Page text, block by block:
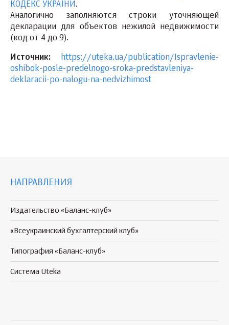
КОДЕКС УКРАЇНИ.
Аналогично заполняются строки уточняющей
декларации для объектов нежилой недвижимости
(код от 4 до 9).
Источник: https://uteka.ua/publication/Ispravlenie-
oshibok-posle-predelnogo-sroka-predstavleniya-
deklaracii-po-nalogu-na-nedvizhimost
НАПРАВЛЕНИЯ
Издательство «Баланс-клуб»
«Всеукраинский бухгалтерский клуб»
Типография «Баланс-клуб»
Система Uteka